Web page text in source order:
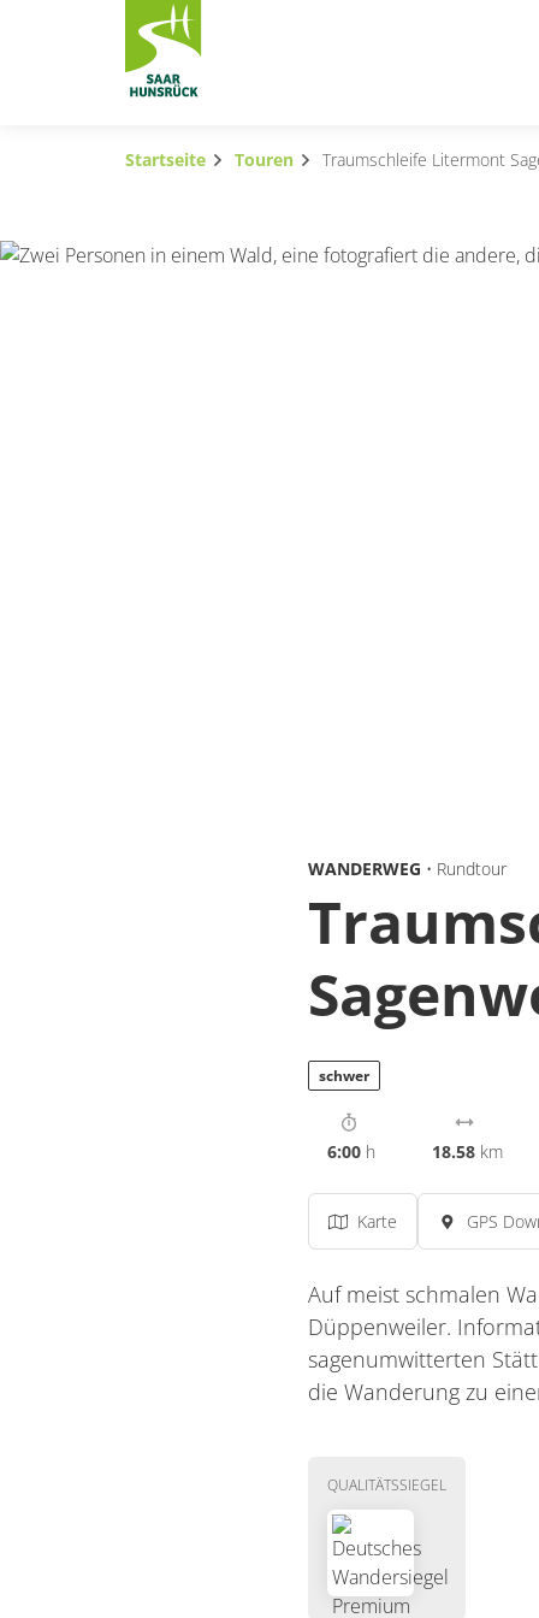
Zum Hauptinhalt springen
Startseite Touren Traumschleife Litermont
WANDERWEG • Rundtour
schwer
6:00 h 18.58 km
Karte GPS
Auf meist schmalen
Düppenweiler.
sagenumwitterten
die Wanderung zu
QUALITÄTSSIEGEL